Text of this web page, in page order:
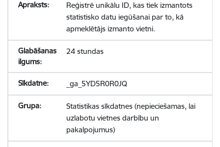
Reģistrē unikālu ID, kas tiek izmantots
statistisko datu iegūšanai par to, kā
apmeklētājs izmanto vietni.
24 stundas
_ga_5YD5R0R0JQ
Statistikas sīkdatnes (nepieciešamas, lai
uzlabotu vietnes darbību un
pakalpojumus)